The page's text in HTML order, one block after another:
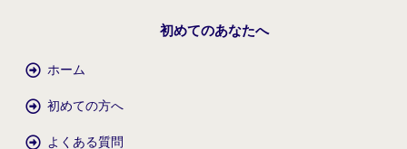
初めてのあなたへ
ホーム
初めての方へ
よくある質問